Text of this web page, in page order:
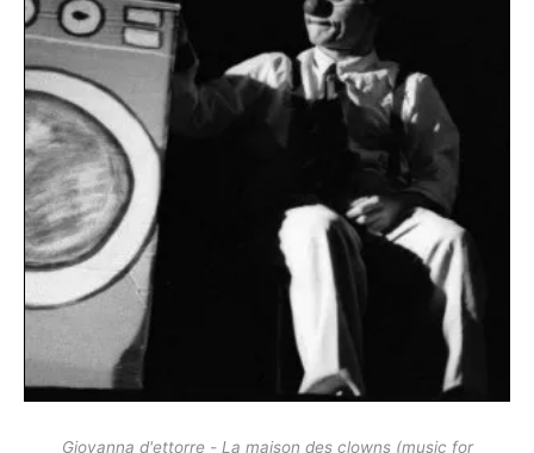
Giovanna d'ettorre - La maison des clowns (music for